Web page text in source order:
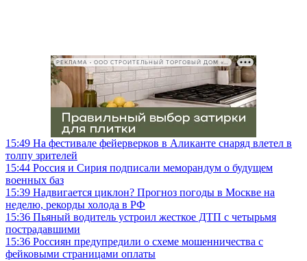
15:49 На фестивале фейерверков в Аликанте снаряд влетел в
толпу зрителей
15:44 Россия и Сирия подписали меморандум о будущем
военных баз
15:39 Надвигается циклон? Прогноз погоды в Москве на
неделю, рекорды холода в РФ
15:36 Пьяный водитель устроил жесткое ДТП с четырьмя
пострадавшими
15:36 Россиян предупредили о схеме мошенничества с
фейковыми страницами оплаты